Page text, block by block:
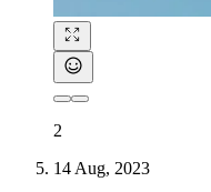
2
14 Aug, 2023